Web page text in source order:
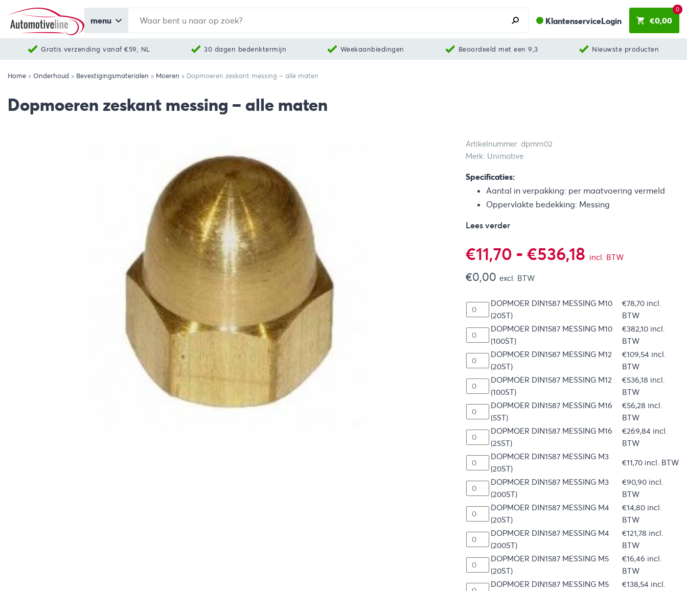
menu KlantenserviceLogin €0,00
0
Gratis verzending vanaf €59, NL 30 dagen bedenktermijn Weekaanbiedingen Beoordeeld met een 9,3 Nieuwste producten
Home » Onderhoud » Bevestigingsmaterialen » Moeren » Dopmoeren zeskant messing – alle maten
Dopmoeren zeskant messing – alle maten
Artikelnummer: dpmrn02
Merk: Unimotive
Specificaties:
Aantal in verpakking: per maatvoering vermeld
Oppervlakte bedekking: Messing
Lees verder
€11,70 - €536,18 Prijsklasse:
tot
€536,18
incl. BTW
€0,00 excl. BTW
DOPMOER DIN1587 MESSING M10
(20ST)
€78,70 incl.
BTW
DOPMOER DIN1587 MESSING M10
(100ST)
€382,10 incl.
BTW
DOPMOER DIN1587 MESSING M12
(20ST)
€109,54 incl.
BTW
DOPMOER DIN1587 MESSING M12
(100ST)
€536,18 incl.
BTW
DOPMOER DIN1587 MESSING M16
(5ST)
€56,28 incl.
BTW
DOPMOER DIN1587 MESSING M16
(25ST)
€269,84 incl.
BTW
DOPMOER DIN1587 MESSING M3
(20ST)
€11,70 incl. BTW
DOPMOER DIN1587 MESSING M3
(200ST)
€90,90 incl.
BTW
DOPMOER DIN1587 MESSING M4
(20ST)
€14,80 incl.
BTW
DOPMOER DIN1587 MESSING M4
(200ST)
€121,78 incl.
BTW
DOPMOER DIN1587 MESSING M5
(20ST)
€16,46 incl.
BTW
DOPMOER DIN1587 MESSING M5
€138,54 incl.